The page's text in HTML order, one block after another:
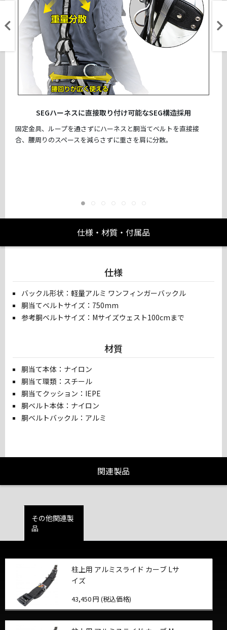
SEGハーネスに直接取り付け可能なSEG構造採用
固定金具、ループを通さずにハーネスと胴当てベルトを直接接
合、腰周りのスペースを減らさずに重さを肩に分散。
仕様・材質・付属品
仕様
バックル形状：軽量アルミ ワンフィンガーバックル
胴当てベルトサイズ：750mm
参考胴ベルトサイズ：Mサイズウェスト100cmまで
材質
胴当て本体：ナイロン
胴当て環類：スチール
胴当てクッション：IEPE
胴ベルト本体：ナイロン
胴ベルトバックル：アルミ
関連製品
その他関連製
品
柱上用 アルミスライド カーブ Lサ
イズ
43,450 円 (税込価格)